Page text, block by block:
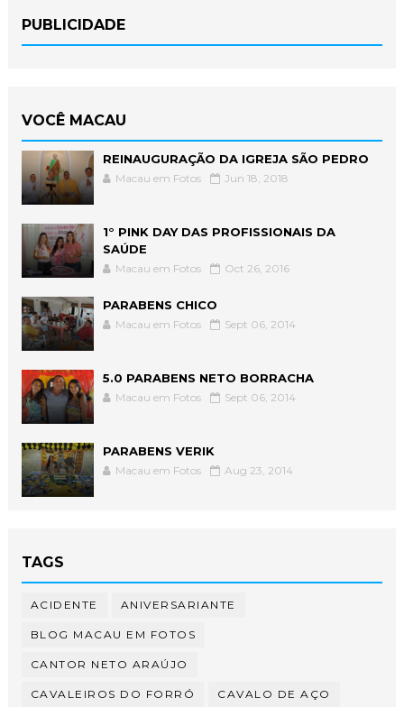
PUBLICIDADE
VOCÊ MACAU
REINAUGURAÇÃO DA IGREJA SÃO PEDRO
Macau em Fotos Jun 18, 2018
1° PINK DAY DAS PROFISSIONAIS DA
SAÚDE
Macau em Fotos Oct 26, 2016
PARABENS CHICO
Macau em Fotos Sept 06, 2014
5.0 PARABENS NETO BORRACHA
Macau em Fotos Sept 06, 2014
PARABENS VERIK
Macau em Fotos Aug 23, 2014
TAGS
ACIDENTE ANIVERSARIANTE
BLOG MACAU EM FOTOS
CANTOR NETO ARAÚJO
CAVALEIROS DO FORRÓ CAVALO DE AÇO